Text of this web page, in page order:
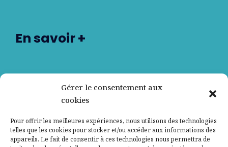
Gérer le consentement aux
cookies
Pour offrir les meilleures expériences, nous utilisons des technologies
telles que les cookies pour stocker et/ou accéder aux informations des
appareils. Le fait de consentir à ces technologies nous permettra de
En savoir +
Contactez-nous